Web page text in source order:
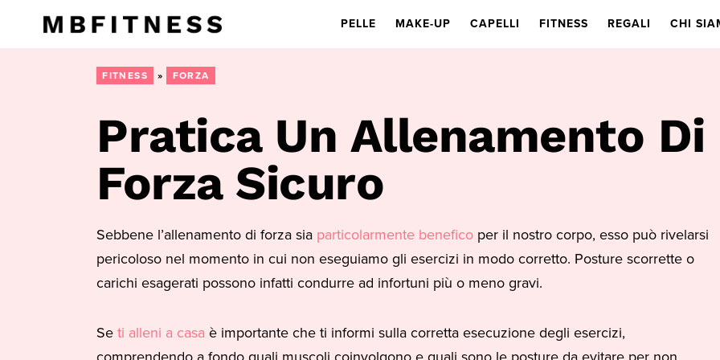
PELLE MAKE-UP CAPELLI FITNESS REGALI CHI
FITNESS » FORZA
Pratica Un Allenamento Di
Forza Sicuro
Sebbene l’allenamento di forza sia particolarmente benefico per il nostro corpo, esso può rivelarsi
pericoloso nel momento in cui non eseguiamo gli esercizi in modo corretto. Posture scorrette o
carichi esagerati possono infatti condurre ad infortuni più o meno gravi.
Seti alleni a casa è importante che ti informi sulla corretta esecuzione degli esercizi,